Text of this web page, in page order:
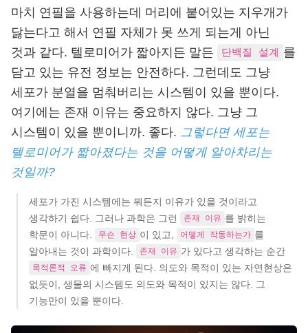
마치 연필을 사용하는데 머리에 붙어있는 지우개가
닳는다고 해서 연필 자체가 못 쓰게 되는게 아닌
것과 같다. 텔로미어가 짧아지든 말든
단백질 설계
를
담고 있는 유전 정보는 안전하다. 그런데도 그냥
세포가 분열을 멈춰버리는 시스템이 있을 뿐이다.
여기에는 존재 이유는 중요하지 않다. 그냥 그
시스템이 있을 뿐이니까. 좋다. 그렇다면 세포는
텔로미어가 짧아졌다는 것을 어떻게 알아차리는
것일까?
세포가 가진 시스템에는 뭐든지 이유가 있을 것이라고
생각하기 쉽다. 그러나 과학은 그런
존재 이유 를 밝히는
학문이 아니다.
무슨 현상 이 있고, 어떻게 작동하는가 를
알아내는 것이 과학이다.
존재 이유 가 있다고 생각하는 순간
목적론적 오류 에 빠지게 된다. 의도와 목적이 있는 자연현상은
없듯이, 생물의 시스템도 의도와 목적이 있지는 않다. 그
기능만이 있을 뿐이다.